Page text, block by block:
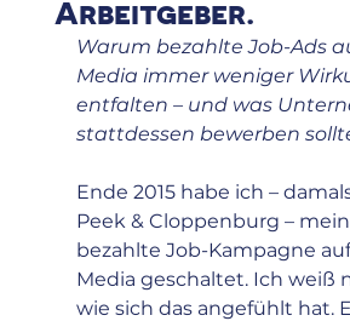
Arbeitgeber.
Warum bezahlte Job-Ads
Media immer weniger
entfalten – und was
stattdessen bewerben
Ende 2015 habe ich –
Peek & Cloppenburg –
bezahlte Job-Kampagne
Media geschaltet. Ich weiß
wie sich das angefühlt hat.